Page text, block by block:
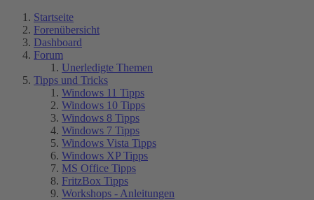
Startseite
Forenübersicht
Dashboard
Forum
Unerledigte Themen
Tipps und Tricks
Windows 11 Tipps
Windows 10 Tipps
Windows 8 Tipps
Windows 7 Tipps
Windows Vista Tipps
Windows XP Tipps
MS Office Tipps
FritzBox Tipps
Workshops - Anleitungen